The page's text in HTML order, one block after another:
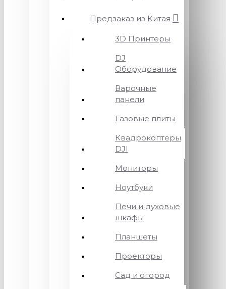
Предзаказ из Китая
3D Принтеры
DJ
Оборудование
Варочные
панели
Газовые плиты
Квадрокоптеры
DJI
Мониторы
Ноутбуки
Печи и духовые
шкафы
Планшеты
Проекторы
Сад и огород